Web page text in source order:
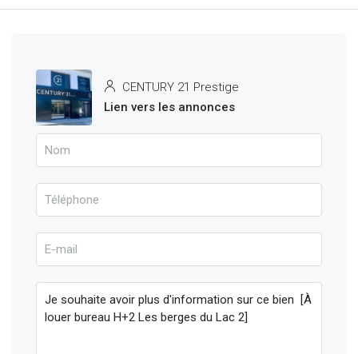
CENTURY 21 Prestige
Lien vers les annonces